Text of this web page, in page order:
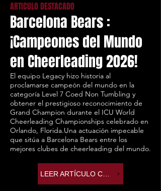
ARTICULO DESTACADO
Barcelona Bears :
¡Campeones del Mundo
en Cheerleading 2026!
El equipo Legacy hizo historia al
proclamarse campeón del mundo en la
categoría Level 7 Coed Non Tumbling y
obtener el prestigioso reconocimiento de
Grand Champion durante el ICU World
Cheerleading Championships celebrado en
Orlando, Florida.Una actuación impecable
que sitúa a Barcelona Bears entre los
mejores clubes de cheerleading del mundo.